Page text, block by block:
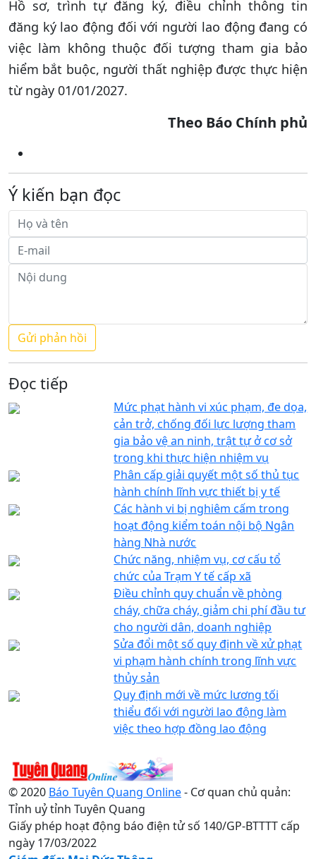
Hồ sơ, trình tự đăng ký, điều chỉnh thông tin
đăng ký lao động đối với người lao động đang có
việc làm không thuộc đối tượng tham gia bảo
hiểm bắt buộc, người thất nghiệp được thực hiện
từ ngày 01/01/2027.
Theo Báo Chính phủ
Ý kiến bạn đọc
Đọc tiếp
Mức phạt hành vi xúc phạm, đe dọa,
cản trở, chống đối lực lượng tham
gia bảo vệ an ninh, trật tự ở cơ sở
trong khi thực hiện nhiệm vụ
Phân cấp giải quyết một số thủ tục
hành chính lĩnh vực thiết bị y tế
Các hành vi bị nghiêm cấm trong
hoạt động kiểm toán nội bộ Ngân
hàng Nhà nước
Chức năng, nhiệm vụ, cơ cấu tổ
chức của Trạm Y tế cấp xã
Điều chỉnh quy chuẩn về phòng
cháy, chữa cháy, giảm chi phí đầu tư
cho người dân, doanh nghiệp
Sửa đổi một số quy định về xử phạt
vi phạm hành chính trong lĩnh vực
thủy sản
Quy định mới về mức lương tối
thiểu đối với người lao động làm
việc theo hợp đồng lao động
© 2020 Báo Tuyên Quang Online- Cơ quan chủ quản:
Tỉnh uỷ tỉnh Tuyên Quang
Giấy phép hoạt động báo điện tử số 140/GP-BTTTT cấp
ngày 17/03/2022